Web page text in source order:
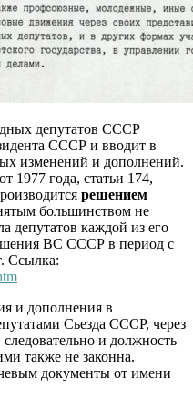
депутатов СССР
СССР и вводит в
изменений и дополнений.
1977 года, статьи 174,
решением
большинством не
депутатов каждой из его
ВС СССР в период с
Ссылка:
и дополнения в
Сьезда СССР, через
и должность
также не законна.
документы от имени